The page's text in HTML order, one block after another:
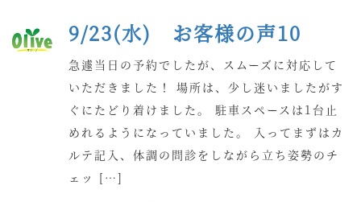
9/23(水) お客様の声10
急遽当日の予約でしたが、スムーズに対応して
いただきました！ 場所は、少し迷いましたがす
ぐにたどり着けました。 駐車スペースは1台止
めれるようになっていました。 入ってまずはカ
ルテ記入、体調の問診をしながら立ち姿勢のチ
ェッ […]